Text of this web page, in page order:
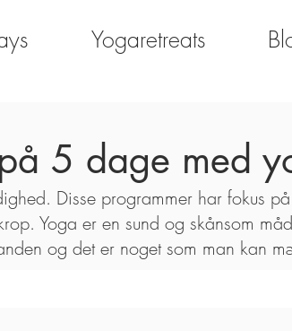
Yogaretreats
5 dage med
Disse programmer har fokus
Yoga er en sund og skånsom
og det er noget som man kan